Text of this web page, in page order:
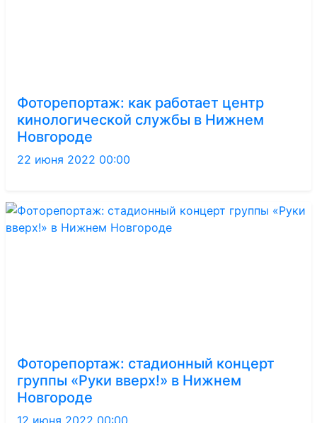
Фоторепортаж: как работает центр
кинологической службы в Нижнем
Новгороде
22 июня 2022 00:00
Фоторепортаж: стадионный концерт
группы «Руки вверх!» в Нижнем
Новгороде
12 июня 2022 00:00